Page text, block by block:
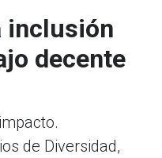
inclusión
decente
de Diversidad,